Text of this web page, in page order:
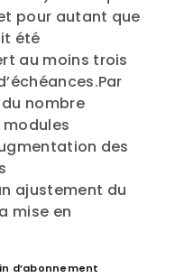
pour autant que
été
au moins trois
nombre
modules
des
ajustement du
mise en
d’abonnement